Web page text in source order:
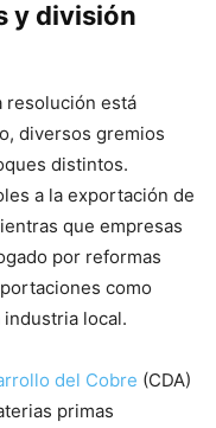
y división
resolución está
diversos gremios
distintos.
a la exportación de
que empresas
por reformas
como
local.
del Cobre (CDA)
primas